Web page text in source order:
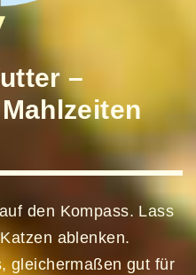
–
den Kompass. Lass
ablenken.
gleichermaßen gut für